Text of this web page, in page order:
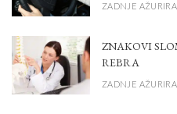
ZADNJE
ZNAKOVI
REBRA
ZADNJE